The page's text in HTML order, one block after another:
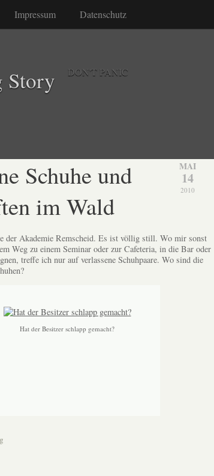
Impressum Datenschutz
Story DON'T PANIC
MAI
14
2010
Schuhe und
im Wald
der Akademie Remscheid. Es ist völlig still. Wo mir sonst
Weg zu einem Seminar oder zur Cafeteria, in die Bar oder
treffe ich nur auf verlassene Schuhpaare. Wo sind die
Hat der Besitzer schlapp gemacht?